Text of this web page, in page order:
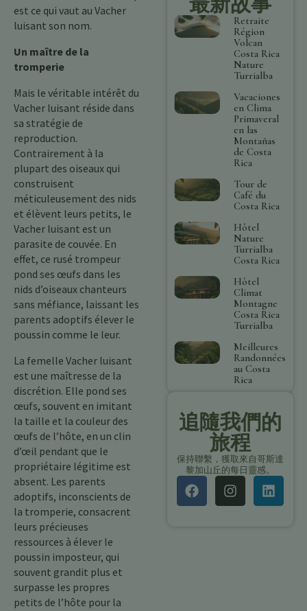
est ce qui vaut au Vacher
luisant son nom.
Un maître de la
tromperie
Mais le véritable intérêt du
Vacher luisant réside dans
sa stratégie de
reproduction.
Contrairement à la
plupart des oiseaux qui
construisent
méticuleusement des nids
et élèvent leurs petits, le
Vacher luisant est un
parasite de couvée. En
effet, ce rusé trompeur
pond ses œufs dans les
nids d’oiseaux chanteurs
sans méfiance, laissant les
parents adoptifs élever le
poussin comme le leur.
La femelle Vacher luisant
est une maîtresse de la
discrétion. Elle pond ses
œufs, souvent en imitant
la taille et la couleur des
œufs de l’hôte, en un clin
d’œil pendant que le
propriétaire légitime est
absent. Les parents
adoptifs, inconscients de
la tromperie, consacrent
leurs précieuses
ressources à élever le
poussin imposteur, qui
souvent grandit plus et
surpasse les propres
petits de l’hôte pour la
Retraite
Région
Volcan
Costa Rica
Nature
Turrialba
Vacaciones
en Clima
Primaveral
en las
Montañas
de Costa
Rica
Tour de
Café du
Costa Rica
Hôtel
Nature
Turrialba
Costa Rica
Hôtel
Climat
Montagne
Costa Rica
Turrialba
Meilleures
Randonnées
au Costa
Rica
追隨我們的
旅程
保持聯繫，獲取來自哥斯達
黎加山丘的每日靈感。